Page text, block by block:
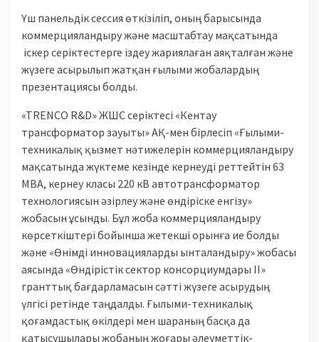
Үш панельдік сессия өткізіліп, оның барысында
коммерцияландыру және масштабтау мақсатында
іскер серіктестерге іздеу жариялаған аяқталған және
жүзеге асырылып жатқан ғылыми жобалардың
презентациясы болды.
«TRENCO R&D» ЖШС серіктесі «Кентау
трансформатор зауыты» АҚ-мен бірлесіп «Ғылыми-
техникалық қызмет нәтижелерін коммерцияландыру
мақсатында жүктеме кезінде кернеуді реттейтін 63
МВА, кернеу класы 220 кВ автотрансформатор
технологиясын әзірлеу және өндіріске енгізу»
жобасын ұсынды. Бұл жоба коммерцияландыру
көрсеткіштері бойынша жетекші орынға ие болды
және «Өнімді инновацияларды ынталандыру» жобасы
аясында «Өндірістік сектор консорциумдары II»
гранттық бағдарламасын сәтті жүзеге асырудың
үлгісі ретінде таңдалды. Ғылыми-техникалық
қоғамдастық өкілдері мен шараның басқа да
қатысушылары жобаның жоғары әлеуметтік-